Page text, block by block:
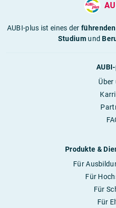
AUBI-plus ist eines der
Studiumund
Über
Produkte &
Für
Für
Für
Für